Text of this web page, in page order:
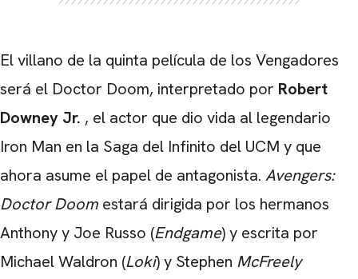
El villano de la quinta película de los Vengadores
será el Doctor Doom, interpretado por Robert
Downey Jr. , el actor que dio vida al legendario
Iron Man en la Saga del Infinito del UCM y que
ahora asume el papel de antagonista. Avengers:
Doctor Doom estará dirigida por los hermanos
Anthony y Joe Russo (Endgame) y escrita por
Michael Waldron (Loki) y Stephen McFreely